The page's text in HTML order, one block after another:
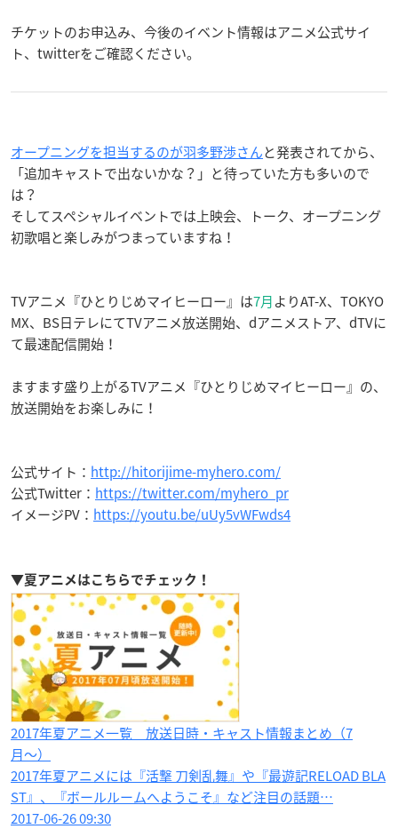
チケットのお申込み、今後のイベント情報はアニメ公式サイ
ト、twitterをご確認ください。
オープニングを担当するのが羽多野渉さんと発表されてから、
「追加キャストで出ないかな？」と待っていた方も多いので
は？
そしてスペシャルイベントでは上映会、トーク、オープニング
初歌唱と楽しみがつまっていますね！
TVアニメ『ひとりじめマイヒーロー』は7月よりAT-X、TOKYO
MX、BS日テレにてTVアニメ放送開始、dアニメストア、dTVに
て最速配信開始！
ますます盛り上がるTVアニメ『ひとりじめマイヒーロー』の、
放送開始をお楽しみに！
公式サイト： http://hitorijime-myhero.com/
公式Twitter： https://twitter.com/myhero_pr
イメージPV： https://youtu.be/uUy5vWFwds4
▼夏アニメはこちらでチェック！
2017年夏アニメ一覧 放送日時・キャスト情報まとめ（7
月〜）
2017年夏アニメには『活撃 刀剣乱舞』や『最遊記RELOAD BLA
ST』、『ボールルームへようこそ』など注目の話題…
2017-06-26 09:30